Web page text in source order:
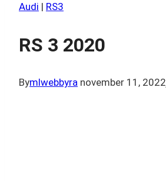
Audi | RS3
RS 3 2020
Bymlwebbyra november 11, 2022